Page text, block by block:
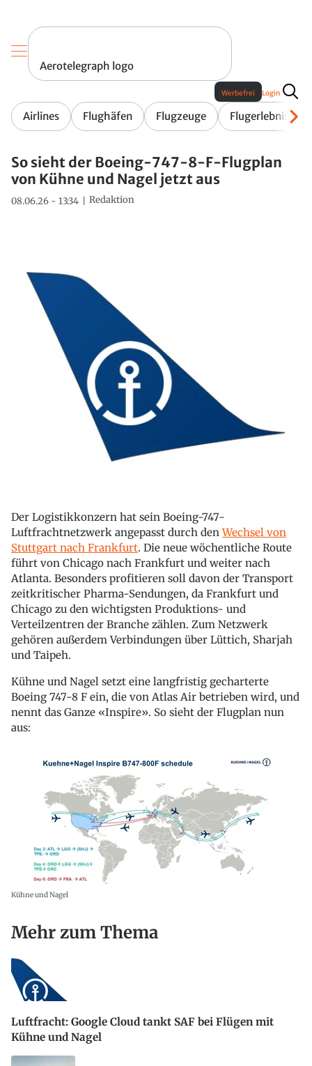
Aerotelegraph logo
Airlines Flughäfen Flugzeuge Flugerlebnis
Werbefrei Login
So sieht der Boeing-747-8-F-Flugplan
von Kühne und Nagel jetzt aus
08.06.26 - 13:34 Redaktion
Der Logistikkonzern hat sein Boeing-747-
Luftfrachtnetzwerk angepasst durch denWechsel von
Stuttgart nach Frankfurt. Die neue wöchentliche Route
führt von Chicago nach Frankfurt und weiter nach
Atlanta. Besonders profitieren soll davon der Transport
zeitkritischer Pharma-Sendungen, da Frankfurt und
Chicago zu den wichtigsten Produktions- und
Verteilzentren der Branche zählen. Zum Netzwerk
gehören außerdem Verbindungen über Lüttich, Sharjah
und Taipeh.
Kühne und Nagel setzt eine langfristig gecharterte
Boeing 747-8 F ein, die von Atlas Air betrieben wird, und
nennt das Ganze «Inspire». So sieht der Flugplan nun
aus:
Kühne und Nagel
Mehr zum Thema
Luftfracht: Google Cloud tankt SAF bei Flügen mit
Kühne und Nagel